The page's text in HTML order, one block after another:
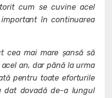
cum se cuvine acel
în continuarea
cea mai mare șansă să
an, dar până la urma
pentru toate eforturile
dovadă de-a lungul